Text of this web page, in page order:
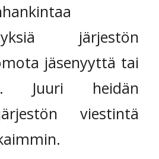
järjestön
jäsenyyttä tai
Juuri heidän
viestintä